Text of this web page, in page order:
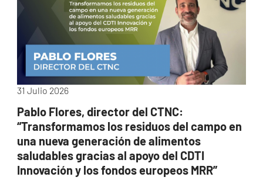
31 Julio 2026
Pablo Flores, director del CTNC:
“Transformamos los residuos del campo en
una nueva generación de alimentos
saludables gracias al apoyo del CDTI
Innovación y los fondos europeos MRR”